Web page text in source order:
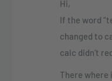
Hi,
If the word
changed to
calc didn’t
There